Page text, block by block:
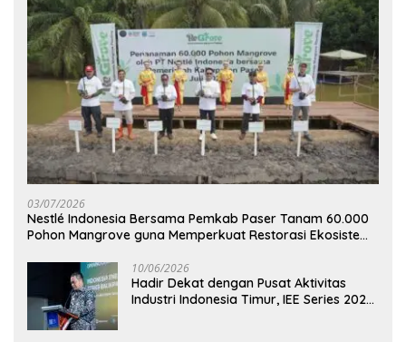
03/07/2026
Nestlé Indonesia Bersama Pemkab Paser Tanam 60.000
Pohon Mangrove guna Memperkuat Restorasi Ekosistem
10/06/2026
Hadir Dekat dengan Pusat Aktivitas
Industri Indonesia Timur, IEE Series 2026